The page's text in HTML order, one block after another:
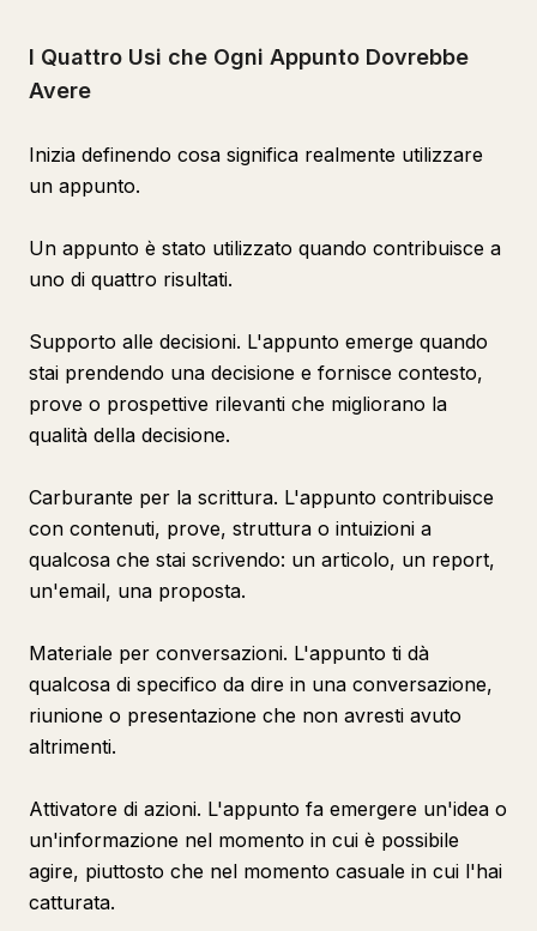
I Quattro Usi che Ogni Appunto Dovrebbe
Avere
Inizia definendo cosa significa realmente utilizzare
un appunto.
Un appunto è stato utilizzato quando contribuisce a
uno di quattro risultati.
Supporto alle decisioni. L'appunto emerge quando
stai prendendo una decisione e fornisce contesto,
prove o prospettive rilevanti che migliorano la
qualità della decisione.
Carburante per la scrittura. L'appunto contribuisce
con contenuti, prove, struttura o intuizioni a
qualcosa che stai scrivendo: un articolo, un report,
un'email, una proposta.
Materiale per conversazioni. L'appunto ti dà
qualcosa di specifico da dire in una conversazione,
riunione o presentazione che non avresti avuto
altrimenti.
Attivatore di azioni. L'appunto fa emergere un'idea o
un'informazione nel momento in cui è possibile
agire, piuttosto che nel momento casuale in cui l'hai
catturata.